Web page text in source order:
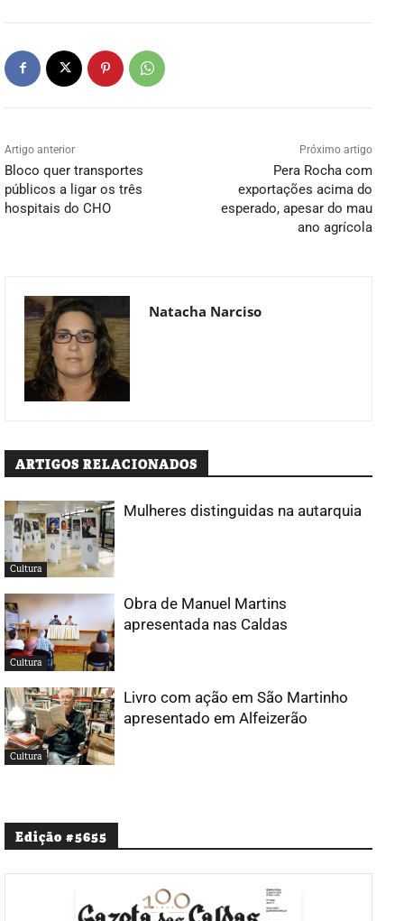
Artigo anterior
Bloco quer transportes
públicos a ligar os três
hospitais do CHO
Próximo artigo
Pera Rocha com
exportações acima do
esperado, apesar do mau
ano agrícola
Natacha Narciso
ARTIGOS RELACIONADOS
Cultura
Mulheres distinguidas na autarquia
Cultura
Obra de Manuel Martins
apresentada nas Caldas
Cultura
Livro com ação em São Martinho
apresentado em Alfeizerão
Edição #5655